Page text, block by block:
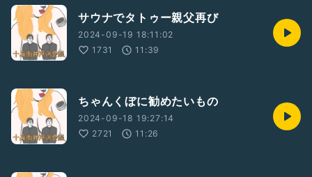
サウナでタトゥー親父再び
2024-09-19 18:11:02
1731
11:39
ちゃんくぼに勧めたいもの
2024-09-18 19:27:14
2721
11:26